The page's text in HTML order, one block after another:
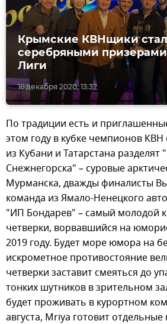
16 декабря 2020, 13:32
Крымские КВНщики
серебряными
Лиги
По традиции есть и
этом году в кубке чемпионов
из Кубани и Татарстана разделят
Снежнегорска" – суровые
Мурманска, дважды финалисты
команда из Ямало-Ненецкого
"ИП Бондарев" – самый молодой
четверки, ворвавшийся на
2019 году. Будет море юмора на
искрометное противостояние
четверки заставит смеяться до
тонких шутников в зрительном
будет проживать в курортном
августа, Mriya готовит